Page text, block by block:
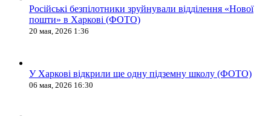
Російські безпілотники зруйнували відділення «Нової
пошти» в Харкові (ФОТО)
20 мая, 2026 1:36
У Харкові відкрили ще одну підземну школу (ФОТО)
06 мая, 2026 16:30